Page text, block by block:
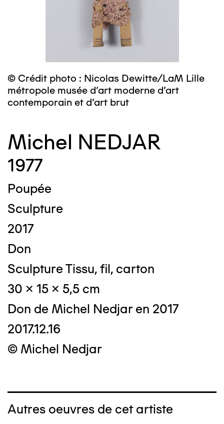
© Crédit photo : Nicolas Dewitte/LaM Lille
métropole musée d’art moderne d’art
contemporain et d’art brut
Michel NEDJAR
1977
Poupée
Sculpture
2017
Don
Sculpture Tissu, fil, carton
30 x 15 x 5,5 cm
Don de Michel Nedjar en 2017
2017.12.16
© Michel Nedjar
Autres oeuvres de cet artiste